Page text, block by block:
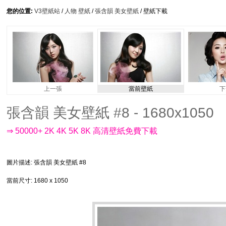
您的位置: V3壁紙站 / 人物 壁紙 /張含韻 美女壁紙 / 壁紙下載
上一張 當前壁紙
張含韻 美女壁紙 #8 - 1680x1050
⇒ 50000+ 2K 4K 5K 8K 高清壁紙免費下載
圖片描述: 張含韻 美女壁紙 #8
當前尺寸: 1680 x 1050